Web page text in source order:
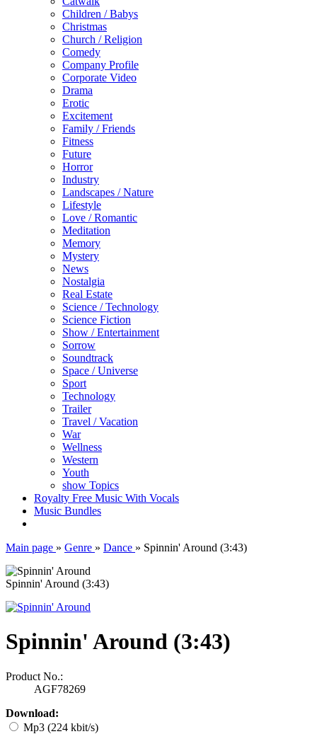
Children / Babys
Christmas
Church / Religion
Comedy
Company Profile
Corporate Video
Drama
Erotic
Excitement
Family / Friends
Fitness
Future
Horror
Industry
Landscapes / Nature
Lifestyle
Love / Romantic
Meditation
Memory
Mystery
News
Nostalgia
Real Estate
Science / Technology
Science Fiction
Show / Entertainment
Sorrow
Soundtrack
Space / Universe
Sport
Technology
Trailer
Travel / Vacation
War
Wellness
Western
Youth
show Topics
Royalty Free Music With Vocals
Music Bundles
Main page » Genre » Dance » Spinnin' Around (3:43)
Spinnin' Around (3:43)
Spinnin' Around (3:43)
Product No.:
AGF78269
Download:
Mp3 (224 kbit/s)